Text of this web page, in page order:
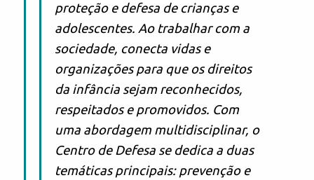
proteção e defesa de crianças e
adolescentes. Ao trabalhar com a
sociedade, conecta vidas e
organizações para que os direitos
da infância sejam reconhecidos,
respeitados e promovidos. Com
uma abordagem multidisciplinar, o
Centro de Defesa se dedica a duas
temáticas principais: prevenção e